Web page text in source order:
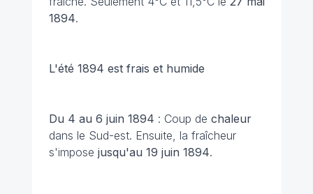
1894.
L'été 1894 est frais et humide
Du 4 au 6 juin 1894 : Coup de chaleur
dans le Sud-est. Ensuite, la fraîcheur
s'impose jusqu'au 19 juin 1894.